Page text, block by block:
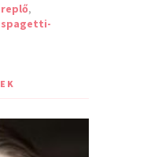
,
spagetti-